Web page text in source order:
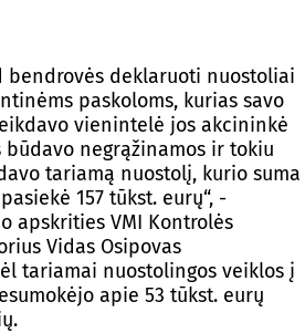
bendrovės deklaruoti nuostoliai
paskoloms, kurias savo
vienintelė jos akcininkė
būdavo negrąžinamos ir tokiu
tariamą nuostolį, kurio suma
157 tūkst. eurų“, -
apskrities VMI Kontrolės
Vidas Osipovas
tariamai nuostolingos veiklos į
apie 53 tūkst. eurų